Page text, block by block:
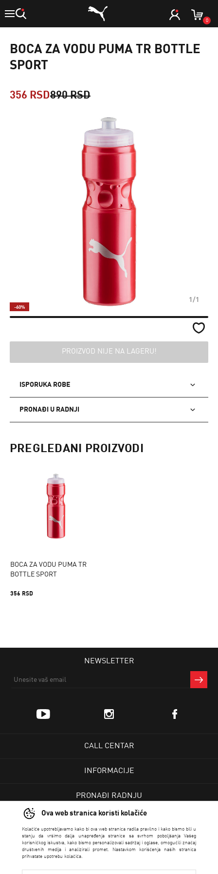
0
Ova web stranica koristi kolačiće
Kolačiće upotrebljavamo kako bi ova web stranica radila pravilno i kako bismo bili u
stanju da vršimo dalja unapređenja stranice sa svrhom poboljšanja Vašeg
korisničkog iskustva, kako bismo personalizovali sadržaj i oglase, omogućili značaj
društvenih medija i analizirali promet. Nastavkom korišćenja naših stranica
prihvatate upotrebu kolačića.
BOCA ZA VODU PUMA TR BOTTLE
SPORT
356 RSD890 RSD
1/1
-60%
PROIZVOD NIJE NA LAGERU!
ISPORUKA ROBE
PRONAĐI U RADNJI
PREGLEDANI PROIZVODI
BOCA ZA VODU PUMA TR
BOTTLE SPORT
356 RSD
NEWSLETTER
CALL CENTAR
INFORMACIJE
PRONAĐI RADNJU
USLOVI PRODAJE